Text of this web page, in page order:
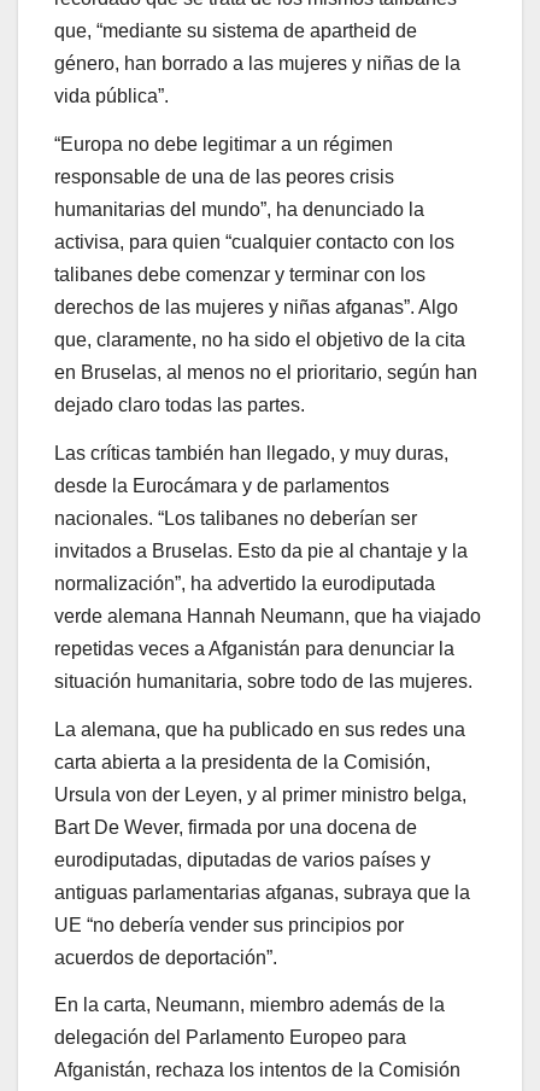
que, “mediante su sistema de apartheid de
género, han borrado a las mujeres y niñas de la
vida pública”.
“Europa no debe legitimar a un régimen
responsable de una de las peores crisis
humanitarias del mundo”, ha denunciado la
activisa, para quien “cualquier contacto con los
talibanes debe comenzar y terminar con los
derechos de las mujeres y niñas afganas”. Algo
que, claramente, no ha sido el objetivo de la cita
en Bruselas, al menos no el prioritario, según han
dejado claro todas las partes.
Las críticas también han llegado, y muy duras,
desde la Eurocámara y de parlamentos
nacionales. “Los talibanes no deberían ser
invitados a Bruselas. Esto da pie al chantaje y la
normalización”, ha advertido la eurodiputada
verde alemana Hannah Neumann, que ha viajado
repetidas veces a Afganistán para denunciar la
situación humanitaria, sobre todo de las mujeres.
La alemana, que ha publicado en sus redes una
carta abierta a la presidenta de la Comisión,
Ursula von der Leyen, y al primer ministro belga,
Bart De Wever, firmada por una docena de
eurodiputadas, diputadas de varios países y
antiguas parlamentarias afganas, subraya que la
UE “no debería vender sus principios por
acuerdos de deportación”.
En la carta, Neumann, miembro además de la
delegación del Parlamento Europeo para
Afganistán, rechaza los intentos de la Comisión